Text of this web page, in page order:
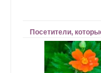
Посетители,